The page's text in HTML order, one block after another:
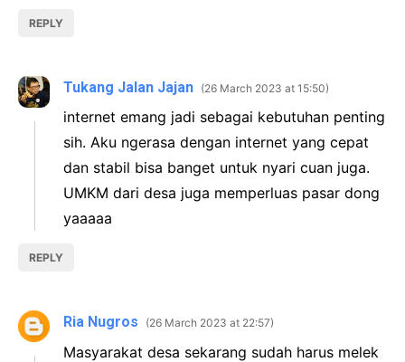
REPLY
Tukang Jalan Jajan 26 March 2023 at 15:50
internet emang jadi sebagai kebutuhan penting
sih. Aku ngerasa dengan internet yang cepat
dan stabil bisa banget untuk nyari cuan juga.
UMKM dari desa juga memperluas pasar dong
yaaaaa
REPLY
Ria Nugros 26 March 2023 at 22:57
Masyarakat desa sekarang sudah harus melek